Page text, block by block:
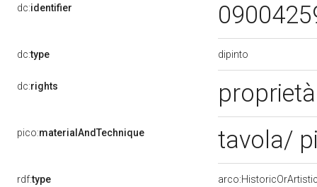
dc:identifier
dc:type dipinto
dc:rights
pico:materialAndTechnique tavola/
rdf:type